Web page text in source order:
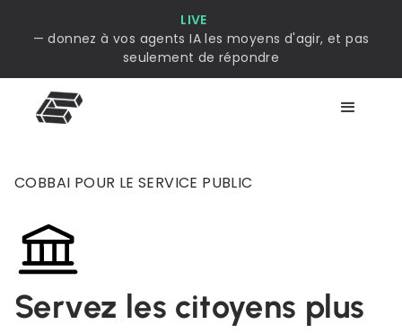
LIVE
— donnez à vos agents IA les moyens d'agir, et pas
seulement de répondre
COBBAI POUR LE SERVICE PUBLIC
Servez les citoyens plus